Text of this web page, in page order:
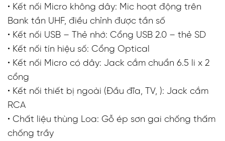
• Kết nối Micro không dây: Mic hoạt động trên
Bank tần UHF, điều chỉnh được tần số
• Kết nối USB – Thẻ nhớ: Cổng USB 2.0 – thẻ SD
• Kết nối tín hiệu số: Cổng Optical
• Kết nối Micro có dây: Jack cắm chuẩn 6.5 li x 2
cổng
• Kết nối thiết bị ngoài (Đầu đĩa, TV, ): Jack cắm
RCA
• Chất liệu thùng Loa: Gỗ ép sơn gai chống thấm
chống trầy